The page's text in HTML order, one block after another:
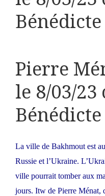
Pierre
le 8/03/23
La ville de Bakhmout est
Russie et l’Ukraine.
ville pourrait tomber aux
jours. Itw de Pierre Ménat,